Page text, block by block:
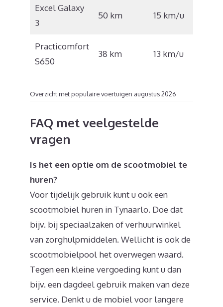
Excel Galaxy
3
50 km 15 km/u
Practicomfort
S650
38 km 13 km/u
Overzicht met populaire voertuigen augustus 2026
FAQ met veelgestelde
vragen
Is het een optie om de scootmobiel te
huren?
Voor tijdelijk gebruik kunt u ook een
scootmobiel huren in Tynaarlo. Doe dat
bijv. bij speciaalzaken of verhuurwinkel
van zorghulpmiddelen. Wellicht is ook de
scootmobielpool het overwegen waard.
Tegen een kleine vergoeding kunt u dan
bijv. een dagdeel gebruik maken van deze
service. Denkt u de mobiel voor langere